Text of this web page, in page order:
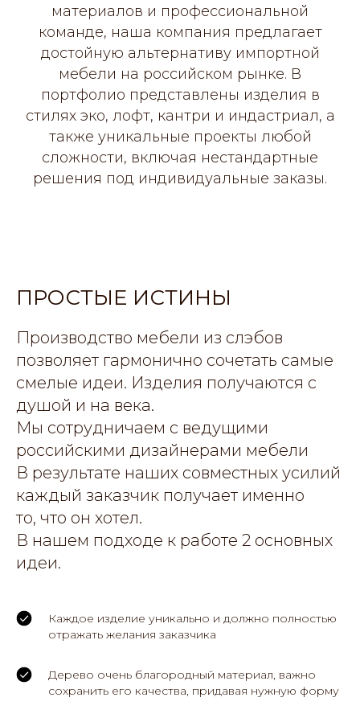
материалов и профессиональной
команде, наша компания предлагает
достойную альтернативу импортной
мебели на российском рынке. В
портфолио представлены изделия в
стилях эко, лофт, кантри и индастриал, а
также уникальные проекты любой
сложности, включая нестандартные
решения под индивидуальные заказы.
ПРОСТЫЕ ИСТИНЫ
Производство мебели из слэбов
позволяет гармонично сочетать самые
смелые идеи. Изделия получаются с
душой и на века.
Мы сотрудничаем с ведущими
российскими дизайнерами мебели
В результате наших совместных усилий
каждый заказчик получает именно
то, что он хотел.
В нашем подходе к работе 2 основных
идеи.
Каждое изделие уникально и должно полностью
отражать желания заказчика
Дерево очень благородный материал, важно
сохранить его качества, придавая нужную форму